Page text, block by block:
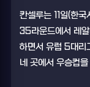
칸셀루는 11일(한
35라운드에서 레
하면서 유럽 5대리
네 곳에서 우승컵